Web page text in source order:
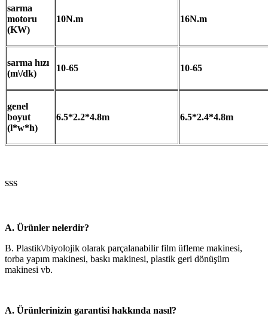
sarma
motoru
(KW)
10N.m 16N.m
sarma hızı
(m\/dk)
10-65 10-65
genel
boyut
(l*w*h)
6.5*2.2*4.8m 6.5*2.4*4.8m
SSS
A. Ürünler nelerdir?
B. Plastik\/biyolojik olarak parçalanabilir film üfleme makinesi,
torba yapım makinesi, baskı makinesi, plastik geri dönüşüm
makinesi vb.
A. Ürünlerinizin garantisi hakkında nasıl?